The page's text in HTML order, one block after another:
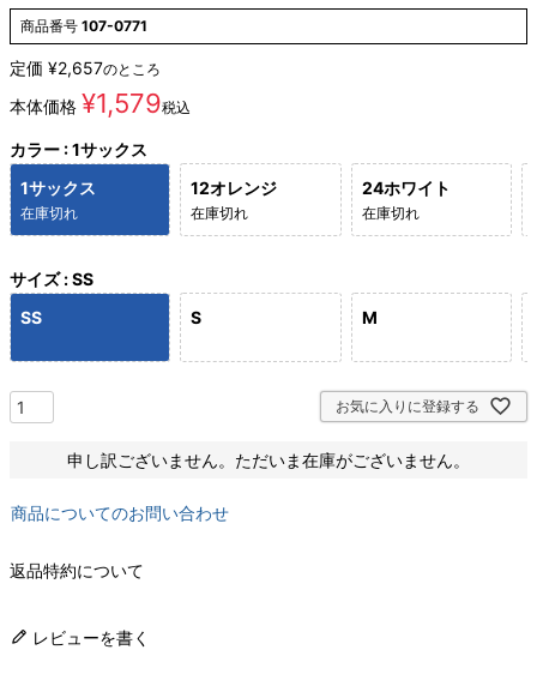
商品番号 107-0771
定価 ¥2,657のところ
本体価格 ¥1,579税込
カラー 1サックス
1サックス
在庫切れ
12オレンジ
在庫切れ
24ホワイト
在庫切れ
サイズ SS
SS
S M
お気に入りに登録する
申し訳ございません。ただいま在庫がございません。
商品についてのお問い合わせ
返品特約について
レビューを書く